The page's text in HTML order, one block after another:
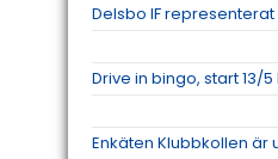
Delsbo IF
Drive in bingo, start 13/5
Enkäten Klubbkollen är